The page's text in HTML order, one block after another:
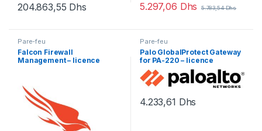
204.863,55 Dhs 5.297,06 Dhs 5.783,54Dhs
Pare-feu
Falcon Firewall
Management – licence
Pare-feu
Palo GlobalProtect Gateway
for PA-220 – licence
d’abonnement (1 an) – 1
licence
4.233,61 Dhs